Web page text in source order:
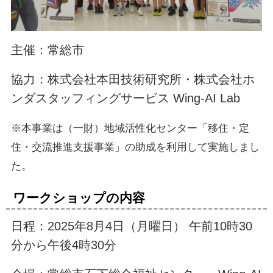
主催：常総市
協力：株式会社本田技術研究所・株式会社ホ
ンダスタッフィングサービス Wing-AI Lab
※本事業は（一財）地域活性化センター「移住・定
住・交流推進支援事業」の助成を利用して実施しまし
た。
ワークショップの内容
日程：2025年8月4日（月曜日） 午前10時30
分から午後4時30分